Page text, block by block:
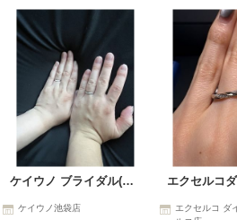
ケイウノ ブライダル(K.UNO BRIDAL)
ケイウノ池袋店
エクセルコ ダ